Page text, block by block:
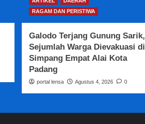
RAGAM DAN PERISTIWA
Galodo Terjang Gunung Sarik,
Sejumlah Warga Dievakuasi di
Simpang Empat Alai Kota
Padang
portal lensa Agustus 4, 2026 0